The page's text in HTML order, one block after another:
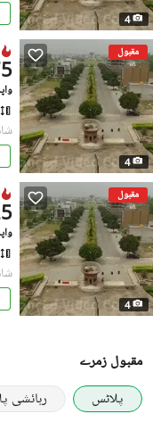
4
مقبول
4
مقبول
4
مقبول زمرے
پلاٹس
رہائشی